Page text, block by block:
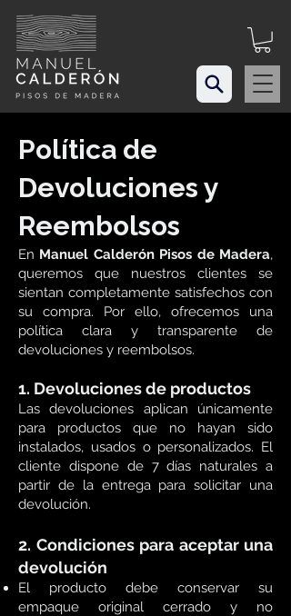
Política de
Devoluciones y
Reembolsos
En Manuel Calderón Pisos de Madera,
queremos que nuestros clientes se
sientan completamente satisfechos con
su compra. Por ello, ofrecemos una
política clara y transparente de
devoluciones y reembolsos.
1. Devoluciones de productos
Las devoluciones aplican únicamente
para productos que no hayan sido
instalados, usados o personalizados. El
cliente dispone de 7 días naturales a
partir de la entrega para solicitar una
devolución.
2. Condiciones para aceptar una
devolución
El producto debe conservar su
empaque original cerrado y no